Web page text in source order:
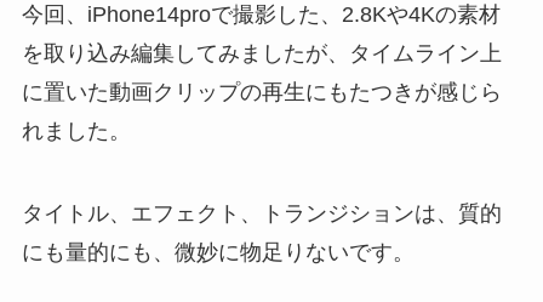
今回、iPhone14proで撮影した、2.8Kや4Kの素材
を取り込み編集してみましたが、タイムライン上
に置いた動画クリップの再生にもたつきが感じら
れました。
タイトル、エフェクト、トランジションは、質的
にも量的にも、微妙に物足りないです。